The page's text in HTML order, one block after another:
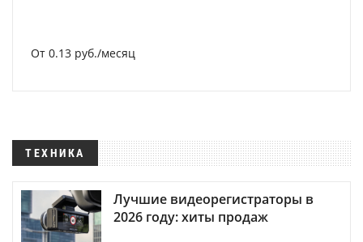
От 0.13 руб./месяц
ТЕХНИКА
Лучшие видеорегистраторы в
2026 году: хиты продаж